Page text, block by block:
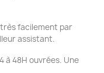
très facilement par
assistant.
à 48H ouvrées. Une